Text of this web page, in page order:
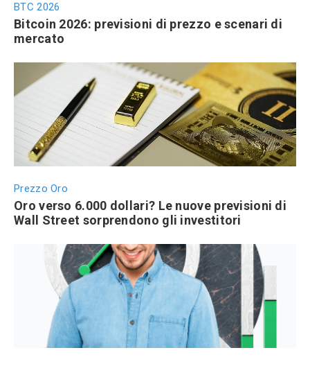
BTC 2026
Bitcoin 2026: previsioni di prezzo e scenari di
mercato
Prezzo Oro
Oro verso 6.000 dollari? Le nuove previsioni di
Wall Street sorprendono gli investitori